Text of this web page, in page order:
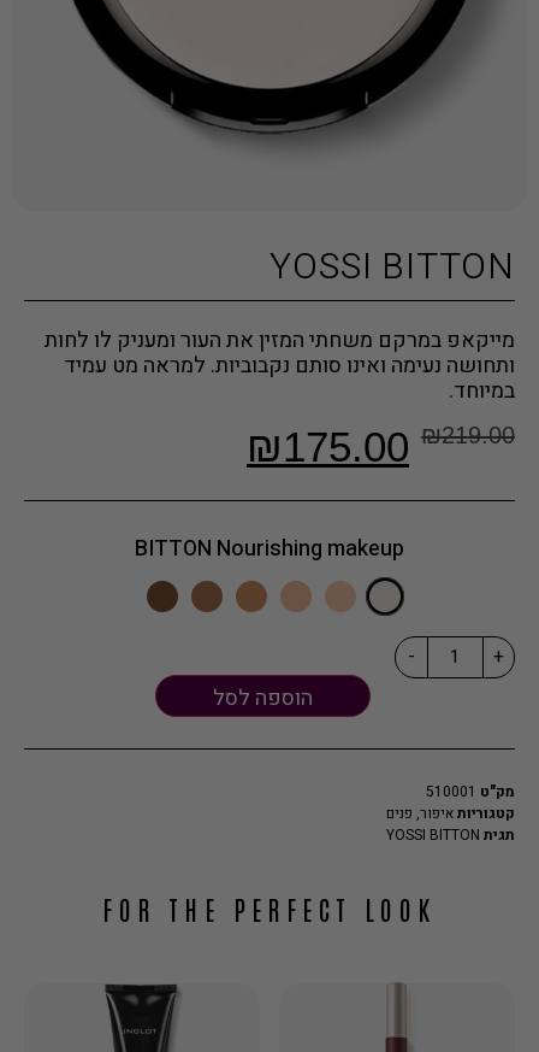
YOSSI BITTON
מייקאפ במרקם משחתי המזין את העור ומעניק לו לחות
ותחושה נעימה ואינו סותם נקבוביות. למראה מט עמיד
במיוחד.
₪219.00
₪175.00
BITTON Nourishing makeup
- +
הוספה לסל
מק"ט 510001
קטגוריותאיפור, פנים
תגית YOSSI BITTON
FOR THE PERFECT LOOK